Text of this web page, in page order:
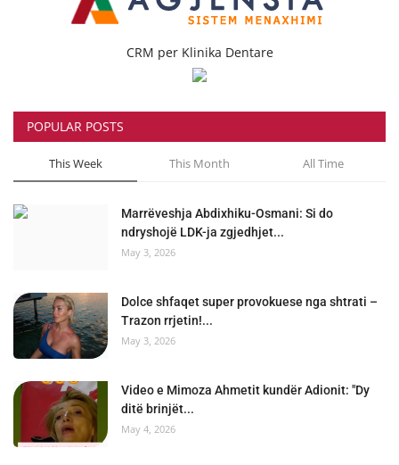
CRM per Klinika Dentare
POPULAR POSTS
This Week This Month All Time
Marrëveshja Abdixhiku-Osmani: Si do
ndryshojë LDK-ja zgjedhjet...
May 3, 2026
Dolce shfaqet super provokuese nga shtrati –
Trazon rrjetin!...
May 3, 2026
Video e Mimoza Ahmetit kundër Adionit: "Dy
ditë brinjët...
May 4, 2026